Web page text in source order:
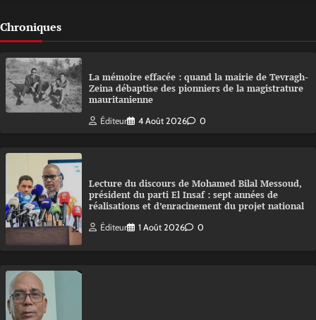
Chroniques
La mémoire effacée : quand la mairie de Tevragh-
Zeina débaptise des pionniers de la magistrature
mauritanienne
Éditeur 4 Août 2026 0
Lecture du discours de Mohamed Bilal Messoud,
président du parti El Insaf : sept années de
réalisations et d’enracinement du projet national
Éditeur 1 Août 2026 0